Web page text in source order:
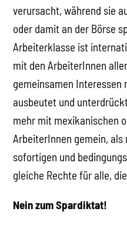
verursacht, während sie
oder damit an der Börse
Arbeiterklasse ist
mit den ArbeiterInnen
gemeinsamen Interessen
ausbeutet und
mehr mit mexikanischen
ArbeiterInnen gemein, als
sofortigen und
gleiche Rechte für alle,
Nein zum Spardiktat!